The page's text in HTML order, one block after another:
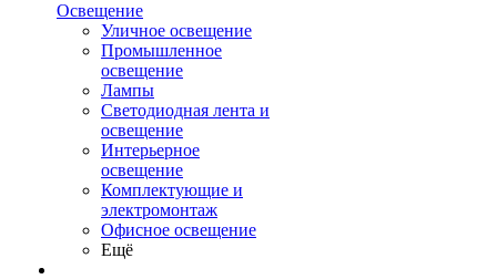
Освещение
Уличное освещение
Промышленное
освещение
Лампы
Светодиодная лента и
освещение
Интерьерное
освещение
Комплектующие и
электромонтаж
Офисное освещение
Ещё